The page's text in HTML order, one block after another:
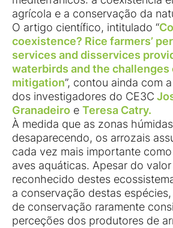
agrícola e a conservação da
O artigo científico, intitulado “
coexistence? Rice farmers’
services and disservices
waterbirds and the
mitigation”, contou ainda com
dos investigadores do CE3C
Granadeiro e Teresa Catry.
À medida que as zonas
desaparecendo, os arrozais
cada vez mais importante
aves aquáticas. Apesar do
reconhecido destes
a conservação destas
de conservação raramente
perceções dos produtores de